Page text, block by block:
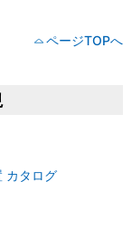
ページTOPへ
カタログ